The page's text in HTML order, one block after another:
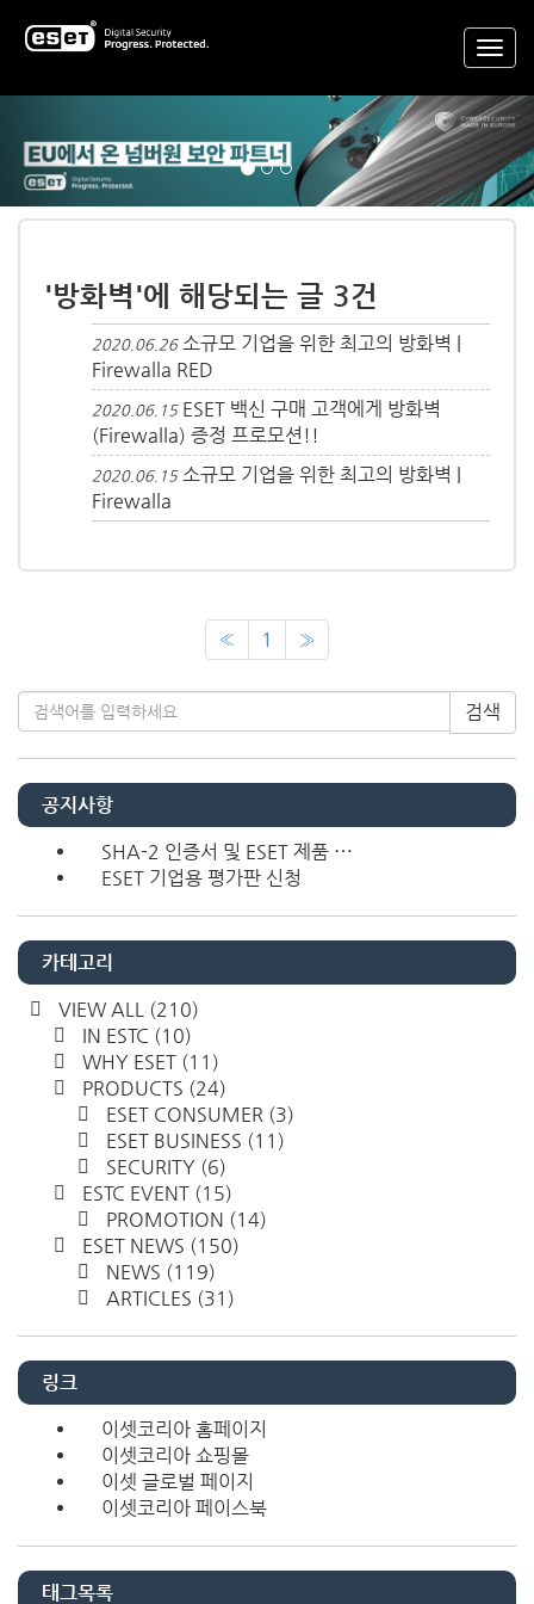
'방화벽'에 해당되는 글 3건
2020.06.26 소규모 기업을 위한 최고의 방화벽 |
Firewalla RED
2020.06.15 ESET 백신 구매 고객에게 방화벽
(Firewalla) 증정 프로모션!!
2020.06.15 소규모 기업을 위한 최고의 방화벽 |
Firewalla
« 1 »
검색
공지사항
SHA-2 인증서 및 ESET 제품 ⋯
ESET 기업용 평가판 신청
카테고리
VIEW ALL (210)
IN ESTC (10)
WHY ESET (11)
PRODUCTS (24)
ESET CONSUMER (3)
ESET BUSINESS (11)
SECURITY (6)
ESTC EVENT (15)
PROMOTION (14)
ESET NEWS (150)
NEWS (119)
ARTICLES (31)
링크
이셋코리아 홈페이지
이셋코리아 쇼핑몰
이셋 글로벌 페이지
이셋코리아 페이스북
태그목록